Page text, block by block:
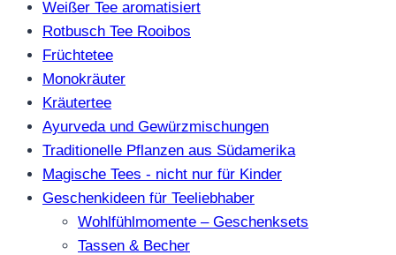
Weißer Tee aromatisiert
Rotbusch Tee Rooibos
Früchtetee
Monokräuter
Kräutertee
Ayurveda und Gewürzmischungen
Traditionelle Pflanzen aus Südamerika
Magische Tees - nicht nur für Kinder
Geschenkideen für Teeliebhaber
Wohlfühlmomente – Geschenksets
Tassen & Becher